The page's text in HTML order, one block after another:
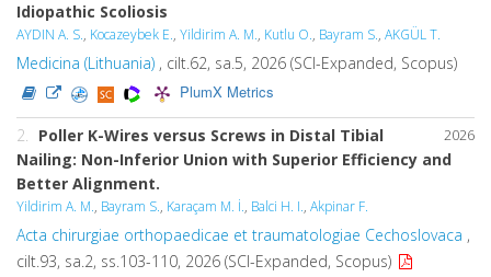
Idiopathic Scoliosis
AYDIN A. S., Kocazeybek E., Yildirim A. M., Kutlu O., Bayram S., AKGÜL T.
Medicina (Lithuania) , cilt.62, sa.5, 2026 (SCI-Expanded, Scopus)
PlumX Metrics
2026
2. Poller K-Wires versus Screws in Distal Tibial
Nailing: Non-Inferior Union with Superior Efficiency and
Better Alignment.
Yildirim A. M., Bayram S., Karaçam M. İ., Balci H. I., Akpinar F.
Acta chirurgiae orthopaedicae et traumatologiae Cechoslovaca ,
cilt.93, sa.2, ss.103-110, 2026 (SCI-Expanded, Scopus)